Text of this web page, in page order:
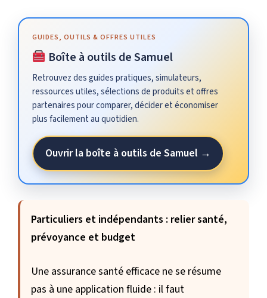
GUIDES, OUTILS & OFFRES UTILES
Boîte à outils de Samuel
Retrouvez des guides pratiques, simulateurs,
ressources utiles, sélections de produits et offres
partenaires pour comparer, décider et économiser
plus facilement au quotidien.
Ouvrir la boîte à outils de Samuel →
Particuliers et indépendants : relier santé,
prévoyance et budget
Une assurance santé efficace ne se résume
pas à une application fluide : il faut